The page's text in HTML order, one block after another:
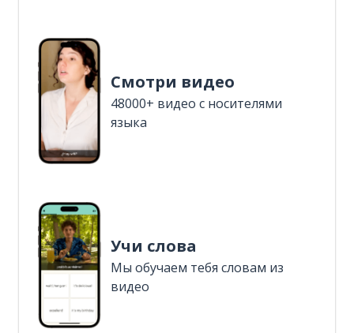
Смотри видео
48000+ видео с носителями
языка
Учи слова
Мы обучаем тебя словам из
видео